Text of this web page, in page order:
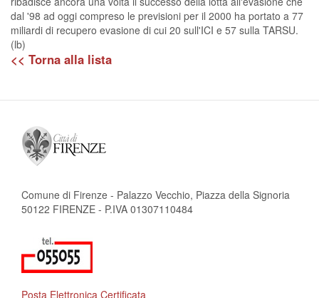
dal '98 ad oggi compreso le previsioni per il 2000 ha portato a 77
miliardi di recupero evasione di cui 20 sull'ICI e 57 sulla TARSU.
(lb)
<< Torna alla lista
Comune di Firenze - Palazzo Vecchio, Piazza della Signoria
50122 FIRENZE - P.IVA 01307110484
Posta Elettronica Certificata